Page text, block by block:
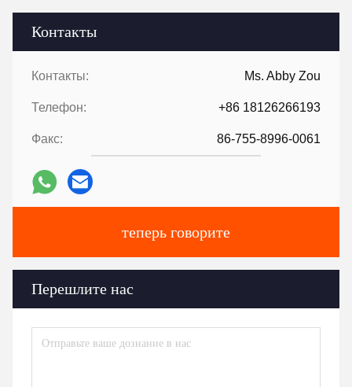
Контакты
Контакты: Ms. Abby Zou
Телефон: +86 18126266193
Факс: 86-755-8996-0061
теперь говорите
Перешлите нас